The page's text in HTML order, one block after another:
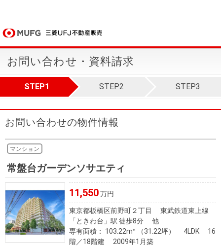
お問い合わせ・資料請求
STEP1 STEP2 STEP3
お問い合わせの物件情報
マンション
常盤台ガーデンソサエティ
11,550万円
東京都板橋区前野町２丁目 東武鉄道東上線
「ときわ台」駅 徒歩8分 他
専有面積： 103.22m² （31.22坪） 4LDK 16
階／18階建 2009年1月築